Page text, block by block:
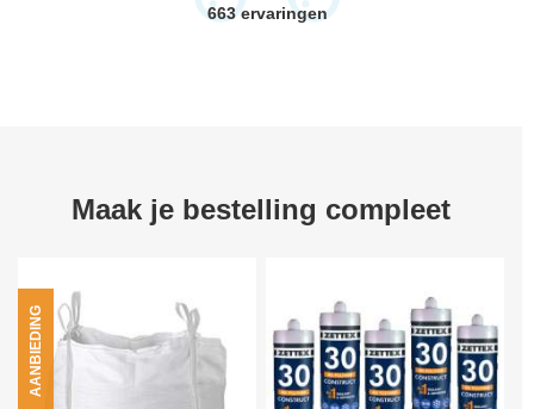
663 ervaringen
Maak je bestelling compleet
AANBIEDING